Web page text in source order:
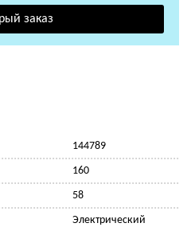
144789
160
58
Электрический